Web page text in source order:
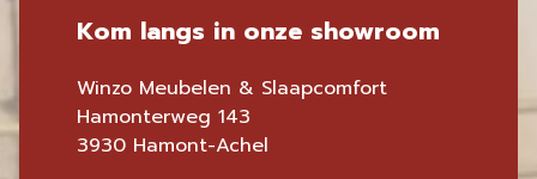
Kom langs in onze showroom
Winzo Meubelen & Slaapcomfort
Hamonterweg 143
3930 Hamont-Achel